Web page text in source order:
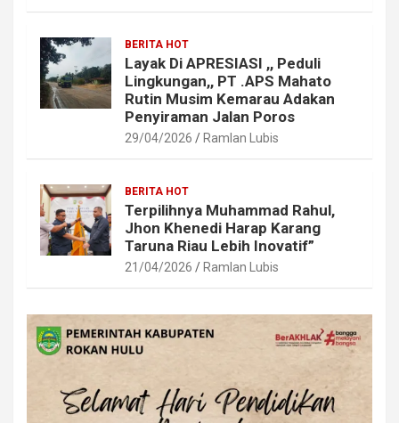
BERITA HOT
Layak Di APRESIASI ,, Peduli
Lingkungan,, PT .APS Mahato
Rutin Musim Kemarau Adakan
Penyiraman Jalan Poros
29/04/2026 Ramlan Lubis
BERITA HOT
Terpilihnya Muhammad Rahul,
Jhon Khenedi Harap Karang
Taruna Riau Lebih Inovatif”
21/04/2026 Ramlan Lubis